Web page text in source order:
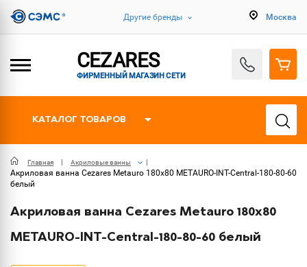
Другие бренды Москва
CEZARES
ФИРМЕННЫЙ МАГАЗИН СЕТИ
КАТАЛОГ ТОВАРОВ
Главная Акриловые ванны
Акриловая ванна Cezares Metauro 180х80 METAURO-INT-Central-180-80-60
белый
Акриловая ванна Cezares Metauro 180х80
METAURO-INT-Central-180-80-60 белый